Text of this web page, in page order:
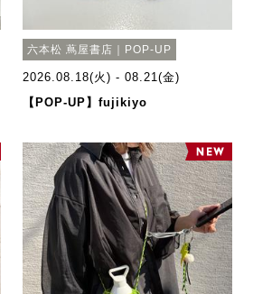
六本松 蔦屋書店｜POP-UP
2026.08.18(火) - 08.21(金)
【POP-UP】fujikiyo